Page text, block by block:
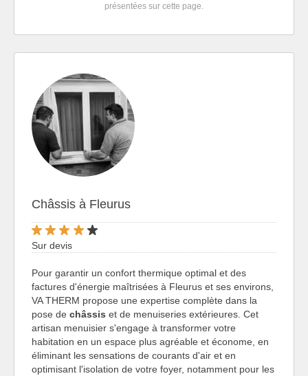
présentées sur cette page.
Châssis à Fleurus
Sur devis
Pour garantir un confort thermique optimal et des
factures d'énergie maîtrisées à Fleurus et ses environs,
VA THERM propose une expertise complète dans la
pose de châssis et de menuiseries extérieures. Cet
artisan menuisier s'engage à transformer votre
habitation en un espace plus agréable et économe, en
éliminant les sensations de courants d'air et en
optimisant l'isolation de votre foyer, notamment pour les